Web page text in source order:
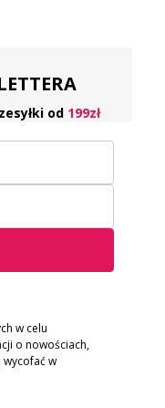
od 199zł
w celu
o nowościach,
w